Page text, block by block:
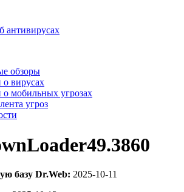
обзоры
о вирусах
о мобильных угрозах
угроз
базу Dr.Web: 2025-10-11